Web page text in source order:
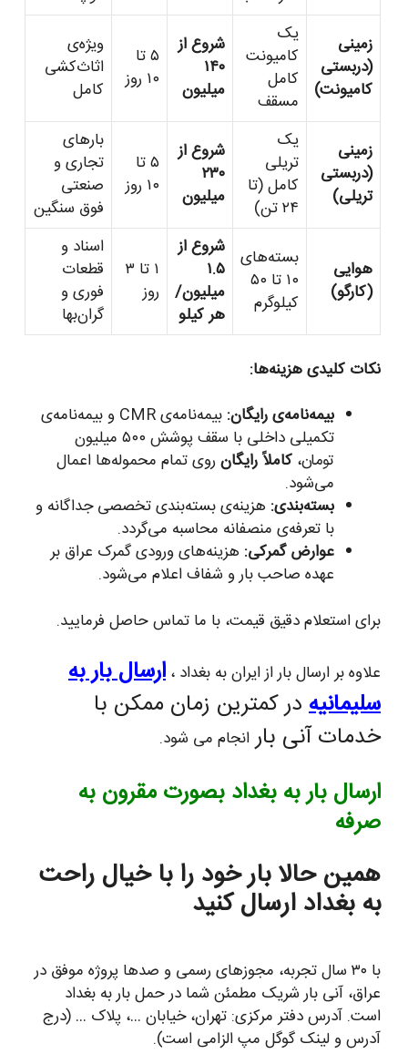
زمینی
(دربستی
کامیونت)
یک
کامیونت
کامل
مسقف
شروع از
۱۴۰
میلیون
۵ تا
۱۰ روز
ویژه‌ی
اثاث‌کشی
کامل
زمینی
(دربستی
تریلی)
یک
تریلی
کامل (تا
۲۴ تن)
شروع از
۲۳۰
میلیون
۵ تا
۱۰ روز
بارهای
تجاری و
صنعتی
فوق سنگین
هوایی
(کارگو)
بسته‌های
۱۰ تا ۵۰
کیلوگرم
شروع از
۱.۵
میلیون/
هر کیلو
۱ تا ۳
روز
اسناد و
قطعات
فوری و
گران‌بها
نکات کلیدی هزینه‌ها:
بیمه‌نامه‌ی رایگان:
بیمه‌نامه‌ی CMR و بیمه‌نامه‌ی
تکمیلی داخلی با سقف پوشش ۵۰۰ میلیون
تومان، کاملاً رایگان روی تمام محموله‌ها اعمال
می‌شود.
بسته‌بندی: هزینه‌ی بسته‌بندی تخصصی جداگانه و
با تعرفه‌ی منصفانه محاسبه می‌گردد.
عوارض گمرکی: هزینه‌های ورودی گمرک عراق بر
عهده صاحب بار و شفاف اعلام می‌شود.
برای استعلام دقیق قیمت، با ما تماس حاصل فرمایید.
علاوه بر ارسال بار از ایران به بغداد ، ارسال بار به
سلیمانیه در کمترین زمان ممکن با
خدمات آنی بارانجام می شود.
ارسال بار به بغداد بصورت مقرون به
صرفه
همین حالا بار خود را با خیال راحت
به بغداد ارسال کنید
با ۳۰ سال تجربه، مجوزهای رسمی و صدها پروژه موفق در
عراق، آنی بار شریک مطمئن شما در حمل بار به بغداد
است. آدرس دفتر مرکزی: تهران، خیابان …، پلاک … (درج
آدرس و لینک گوگل مپ الزامی است).